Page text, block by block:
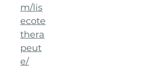
m/lis
ecote
thera
peut
e/